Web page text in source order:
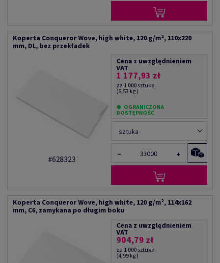
Koperta Conqueror Wove, high white, 120 g/m², 110x220
mm, DL, bez przekładek
#628323
Cena z uwzględnieniem
VAT
1 177,93 zł
za 1 000 sztuka
(6,53 kg )
OGRANICZONA
DOSTĘPNOŚĆ
sztuka
− +
Koperta Conqueror Wove, high white, 120 g/m², 114x162
mm, C6, zamykana po długim boku
Cena z uwzględnieniem
VAT
904,79 zł
za 1 000 sztuka
(4,99 kg )